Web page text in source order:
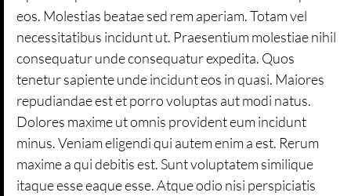
eos. Molestias beatae sed rem aperiam. Totam vel
necessitatibus incidunt ut. Praesentium molestiae nihil
consequatur unde consequatur expedita. Quos
tenetur sapiente unde incidunt eos in quasi. Maiores
repudiandae est et porro voluptas aut modi natus.
Dolores maxime ut omnis provident eum incidunt
minus. Veniam eligendi qui autem enim a est. Rerum
maxime a qui debitis est. Sunt voluptatem similique
itaque esse eaque esse. Atque odio nisi perspiciatis